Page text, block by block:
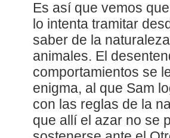
Es así que vemos
lo intenta tramitar
saber de la
animales. El
comportamientos se
enigma, al que Sam
con las reglas de la
que allí el azar no se